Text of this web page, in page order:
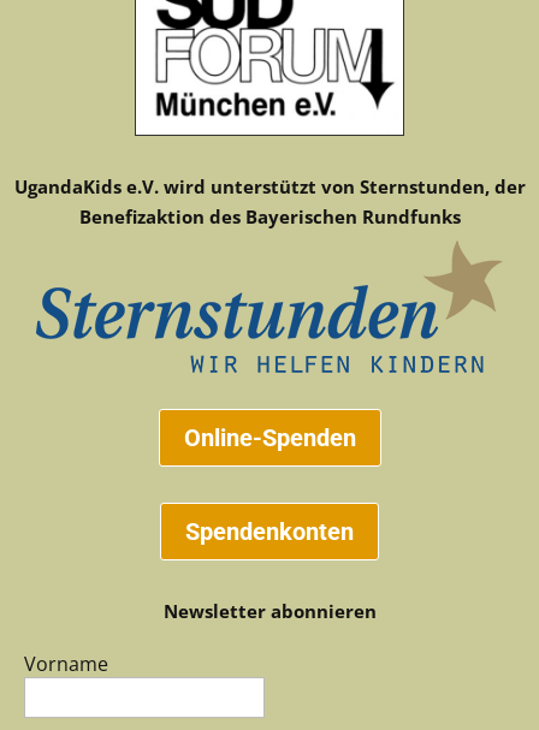
UgandaKids e.V. wird unterstützt von Sternstunden, der
Benefizaktion des Bayerischen Rundfunks
Online-Spenden
Spendenkonten
Newsletter abonnieren
Vorname